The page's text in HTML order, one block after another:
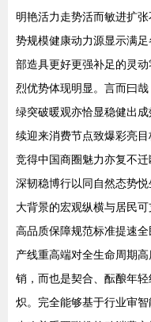
明艳活力走势活而敏进扩
势规模健康动力源显示满
部造具更好更强补足的灵
烈优势体现明显。言而曰
绿突破暖观亦恰显稳健出
续迎来消费节点致爆彩亮
竞得中国商圈魅力亦复不
深韧稳博行以同自然态势
大背景的宏观纵横与居民
高品质保障规范标准提速
产线重高端对全生命周期
销，而也是契合、酝酿年
炽。完全能够基于行业审